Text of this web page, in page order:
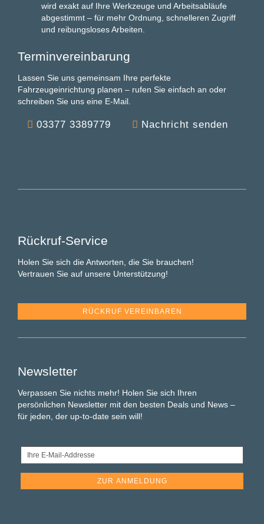
wird exakt auf Ihre Werkzeuge und Arbeitsabläufe
abgestimmt – für mehr Ordnung, schnelleren Zugriff
und reibungsloses Arbeiten.
Terminvereinbarung
Lassen Sie uns gemeinsam Ihre perfekte
Fahrzeugeinrichtung planen – rufen Sie einfach an oder
schreiben Sie uns eine E-Mail.
03377 3389779 Nachricht senden
Rückruf-Service
Holen Sie sich die Antworten, die Sie brauchen!
Vertrauen Sie auf unsere Unterstützung!
RÜCKRUF VEREINBAREN
Newsletter
Verpassen Sie nichts mehr! Holen Sie sich Ihren
persönlichen Newsletter mit den besten Deals und News –
für jeden, der up-to-date sein will!
Ihre
E-
Mail-